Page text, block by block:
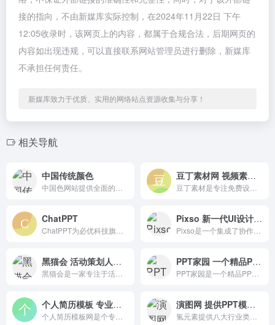
接的指向，不由新媒库实际控制，在2024年11月22日 下午
12:05收录时，该网页上的内容，都属于合规合法，后期网页的
内容如出现违规，可以直接联系网站管理员进行删除，新媒库
不承担任何责任。
新媒库致力于优质、实用的网络站点资源收集与分享！
相关导航
中国传统颜色 豆丁素材网 视频素材平面设计资源下载
ChatPPT Pixso 新一代UI设计工具
黑猫会 活动策划人的工作提效平台 PPT家园 一个精品PPT模板下载
个人简历模板 专业的简历模板网站 演图网 提供PPT模板表格文档免费办公模板